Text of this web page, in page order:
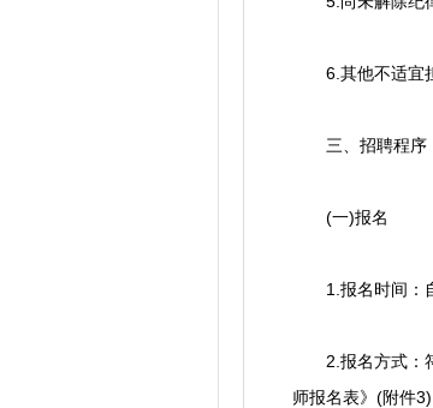
6.其他不适宜担
三、招聘程序
(一)报名
1.报名时间：
2.报名方式：符
师报名表》(附件